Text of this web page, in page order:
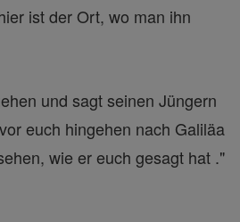
ist der Ort, wo man ihn
und sagt seinen Jüngern
euch hingehen nach Galiläa
wie er euch gesagt hat ."